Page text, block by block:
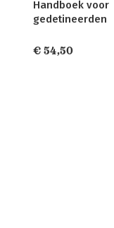
Handboek voor
gedetineerden
€ 54,50